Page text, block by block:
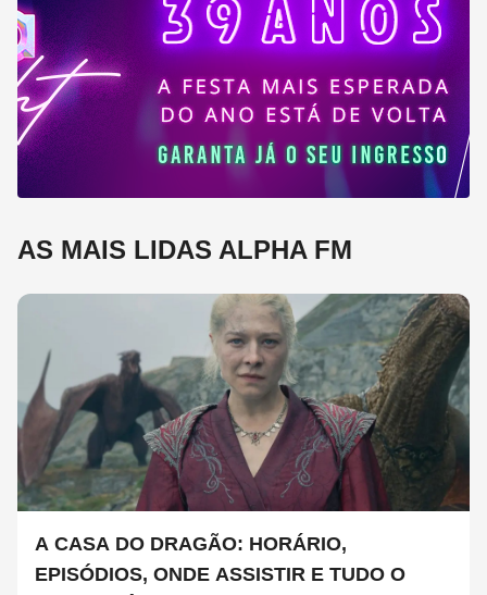
AS MAIS LIDAS ALPHA FM
A CASA DO DRAGÃO: HORÁRIO,
EPISÓDIOS, ONDE ASSISTIR E TUDO O